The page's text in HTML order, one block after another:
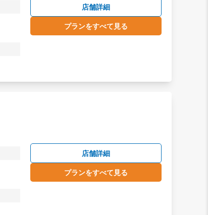
店舗詳細
プランをすべて見る
店舗詳細
プランをすべて見る